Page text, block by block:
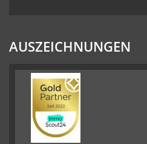
AUSZEICHNUNGEN